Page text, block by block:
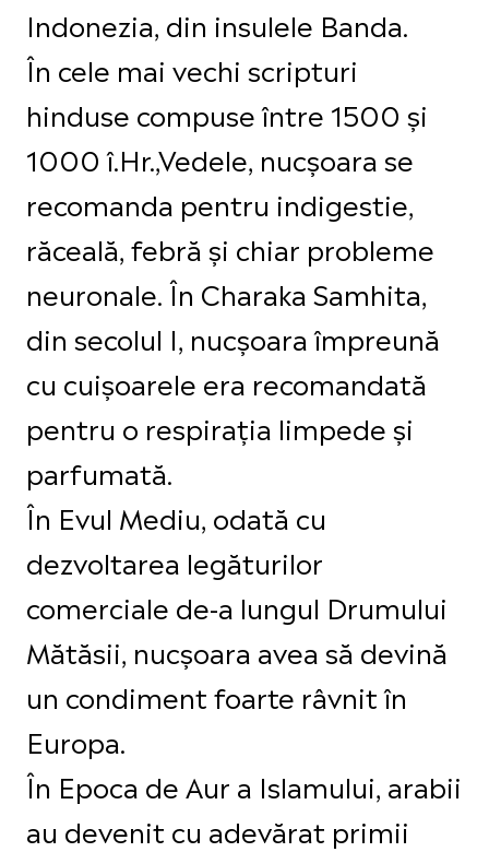
Indonezia, din insulele Banda.
În cele mai vechi scripturi
hinduse compuse între 1500 și
1000 î.Hr.,Vedele, nucșoara se
recomanda pentru indigestie,
răceală, febră și chiar probleme
neuronale. În Charaka Samhita,
din secolul I, nucșoara împreună
cu cuișoarele era recomandată
pentru o respirația limpede și
parfumată.
În Evul Mediu, odată cu
dezvoltarea legăturilor
comerciale de-a lungul Drumului
Mătăsii, nucșoara avea să devină
un condiment foarte râvnit în
Europa.
În Epoca de Aur a Islamului, arabii
au devenit cu adevărat primii